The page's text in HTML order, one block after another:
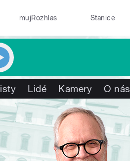
mujRozhlas Stanice
Lidé Kamery O nás